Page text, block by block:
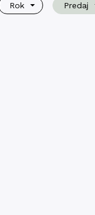
Rok Predaj